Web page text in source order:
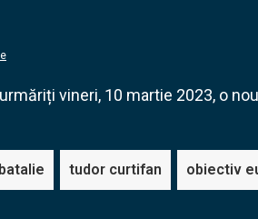
vineri, 10 martie 2023, o
batalie tudor curtifan obiectiv